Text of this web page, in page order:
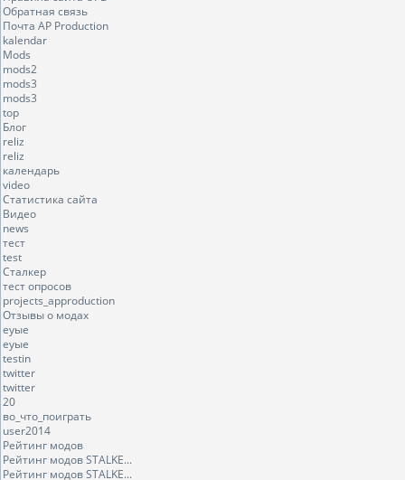
Обратная связь
Почта AP Production
kalendar
Mods
mods2
mods3
mods3
top
Блог
reliz
reliz
календарь
video
Статистика сайта
Видео
news
тест
test
Сталкер
тест опросов
projects_approduction
Отзывы о модах
еуые
еуые
testin
twitter
twitter
20
во_что_поиграть
user2014
Рейтинг модов
Рейтинг модов STALKE...
Рейтинг модов STALKE...